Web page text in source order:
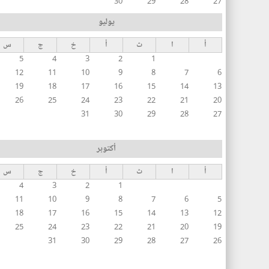
يوليو
أ ا ث أ خ ج
س
1
2
3
4
5
6
7
8
9
10
11
12
13
14
15
16
17
18
19
20
21
22
23
24
25
26
27
28
29
30
31
أكتوبر
أ ا ث أ خ ج
س
1
2
3
4
5
6
7
8
9
10
11
12
13
14
15
16
17
18
19
20
21
22
23
24
25
26
27
28
29
30
31